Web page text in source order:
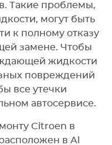
Такие проблемы,
могут быть
к полному отказу
замене. Чтобы
жидкости
повреждений
все утечки
автосервисе.
Citroen в
в Al